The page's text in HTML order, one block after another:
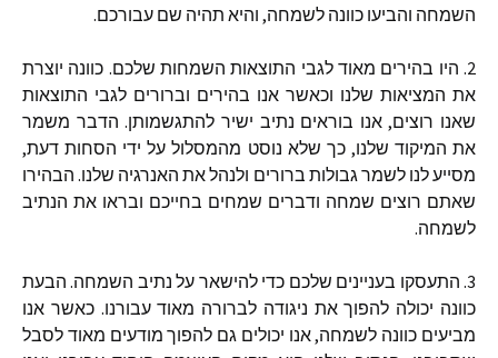
השמחה והביעו כוונה לשמחה, והיא תהיה שם עבורכם.
2. היו בהירים מאוד לגבי התוצאות השמחות שלכם. כוונה יוצרת
את המציאות שלנו וכאשר אנו בהירים וברורים לגבי התוצאות
שאנו רוצים, אנו בוראים נתיב ישיר להתגשמותן. הדבר משמר
את המיקוד שלנו, כך שלא נוסט מהמסלול על ידי הסחות דעת,
מסייע לנו לשמר גבולות ברורים ולנהל את האנרגיה שלנו. הבהירו
שאתם רוצים שמחה ודברים שמחים בחייכם ובראו את הנתיב
לשמחה.
3. התעסקו בעניינים שלכם כדי להישאר על נתיב השמחה. הבעת
כוונה יכולה להפוך את ניגודה לברורה מאוד עבורנו. כאשר אנו
מביעים כוונה לשמחה, אנו יכולים גם להפוך מודעים מאוד לסבל